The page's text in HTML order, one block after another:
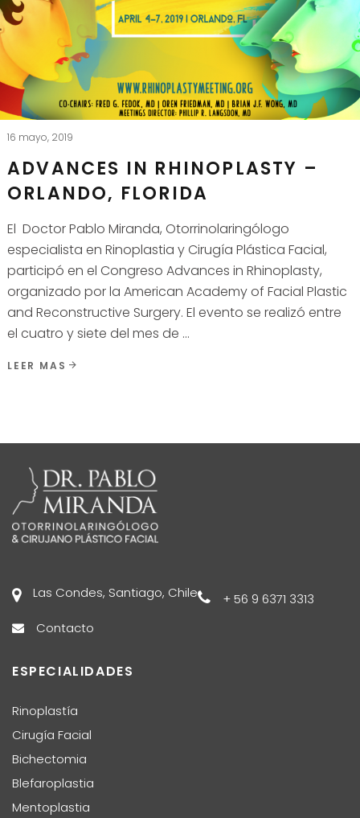
16 mayo, 2019
ADVANCES IN RHINOPLASTY –
ORLANDO, FLORIDA
El Doctor Pablo Miranda, Otorrinolaringólogo
especialista en Rinoplastia y Cirugía Plástica Facial,
participó en el Congreso Advances in Rhinoplasty,
organizado por la American Academy of Facial Plastic
and Reconstructive Surgery. El evento se realizó entre
el cuatro y siete del mes de
LEER MAS
Las Condes, Santiago, Chile
+ 56 9 6371 3313
Contacto
ESPECIALIDADES
Rinoplastía
Cirugía Facial
Bichectomia
Blefaroplastia
Mentoplastia